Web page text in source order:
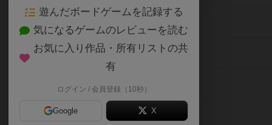
遊んだボードゲームを記録する
気になるゲームのレビューを読む
お気に入り作品・所有リストの共
有
ログイン / 会員登録（10秒）
Google X
ボードゲーム会情報
メカニクス特集
掲示板・トピックス
ボドとも・会員一覧